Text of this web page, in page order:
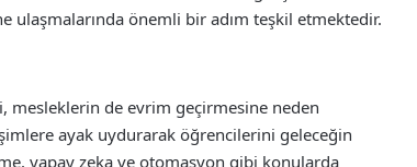
ulaşmalarında önemli bir adım teşkil etmektedir.
mesleklerin de evrim geçirmesine neden
ayak uydurarak öğrencilerini geleceğin
yapay zeka ve otomasyon gibi konularda